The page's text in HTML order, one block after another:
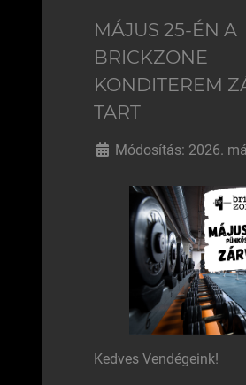
MÁJUS 25-ÉN A
BRICKZONE
KONDITEREM
TART
Módosítás: 2026.
Kedves Vendégeink!